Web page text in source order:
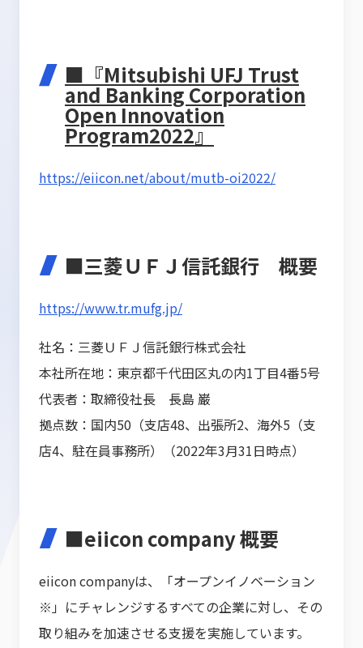
■『Mitsubishi UFJ Trust
and Banking Corporation
Open Innovation
Program2022』
https://eiicon.net/about/mutb-oi2022/
■三菱ＵＦＪ信託銀行 概要
https://www.tr.mufg.jp/
社名：三菱ＵＦＪ信託銀行株式会社
本社所在地：東京都千代田区丸の内1丁目4番5号
代表者：取締役社長 長島 巌
拠点数：国内50（支店48、出張所2、海外5（支
店4、駐在員事務所）（2022年3月31日時点）
■eiicon company 概要
eiicon companyは、「オープンイノベーション
※」にチャレンジするすべての企業に対し、その
取り組みを加速させる支援を実施しています。